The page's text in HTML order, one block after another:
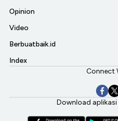
Opinion
Video
Berbuatbaik.id
Index
Connect
Download aplikasi